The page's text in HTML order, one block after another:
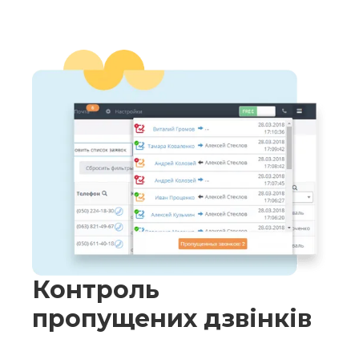
Контроль
пропущених дзвінків